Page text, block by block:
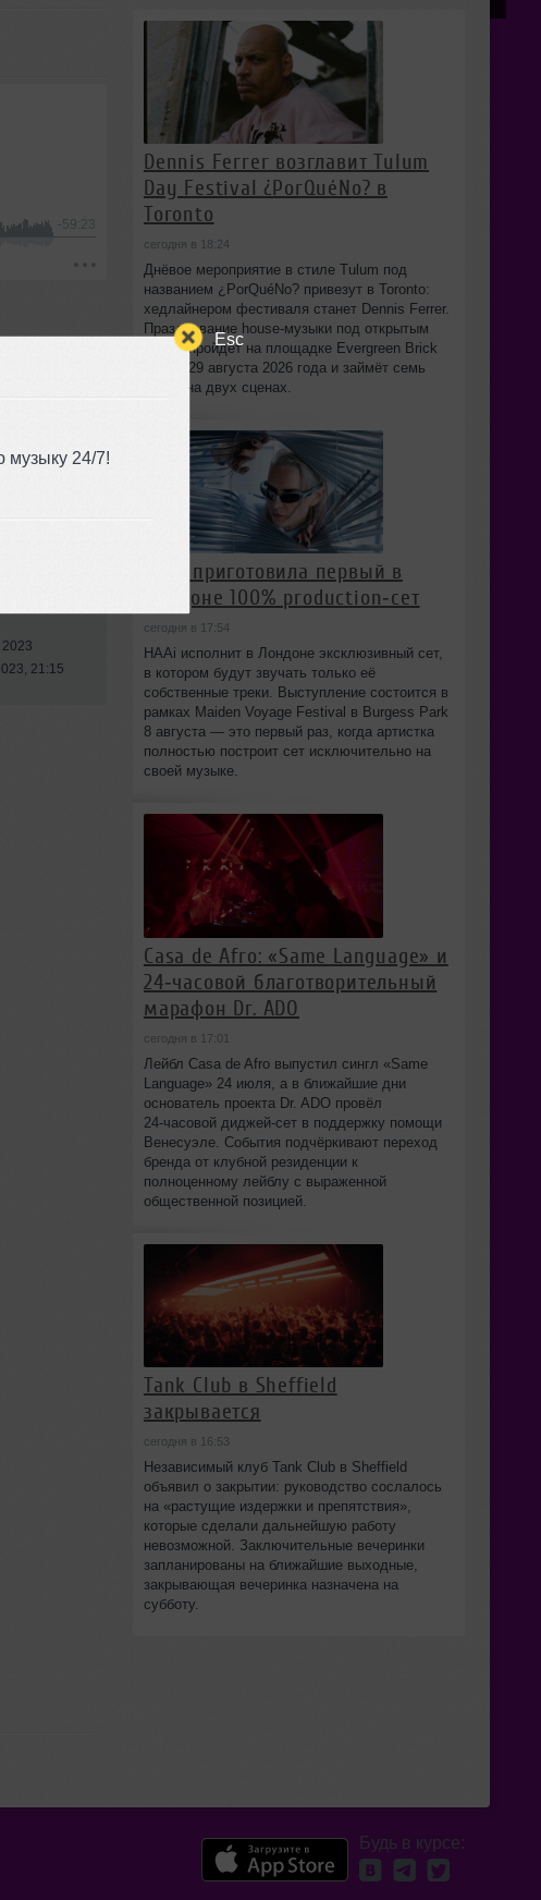
Esc
24/7!
-59:23
21:15
Dennis Ferrer возглавит Tulum
Day Festival ¿PorQuéNo? в
Toronto
сегодня в 18:24
Днёвое мероприятие в стиле Tulum под
названием ¿PorQuéNo? привезут в Toronto:
хедлайнером фестиваля станет Dennis Ferrer.
Празднование house-музыки под открытым
небом пройдёт на площадке Evergreen Brick
Works 29 августа 2026 года и займёт семь
часов на двух сценах.
HAAi приготовила первый в
Лондоне 100% production‑сет
сегодня в 17:54
HAAi исполнит в Лондоне эксклюзивный сет,
в котором будут звучать только её
собственные треки. Выступление состоится в
рамках Maiden Voyage Festival в Burgess Park
8 августа — это первый раз, когда артистка
полностью построит сет исключительно на
своей музыке.
Casa de Afro: «Same Language» и
24‑часовой благотворительный
марафон Dr. ADO
сегодня в 17:01
Лейбл Casa de Afro выпустил сингл «Same
Language» 24 июля, а в ближайшие дни
основатель проекта Dr. ADO провёл
24‑часовой диджей‑сет в поддержку помощи
Венесуэле. События подчёркивают переход
бренда от клубной резиденции к
полноценному лейблу с выраженной
общественной позицией.
Tank Club в Sheffield
закрывается
сегодня в 16:53
Независимый клуб Tank Club в Sheffield
объявил о закрытии: руководство сослалось
на «растущие издержки и препятствия»,
которые сделали дальнейшую работу
невозможной. Заключительные вечеринки
запланированы на ближайшие выходные,
закрывающая вечеринка назначена на
субботу.
Будь в курсе: